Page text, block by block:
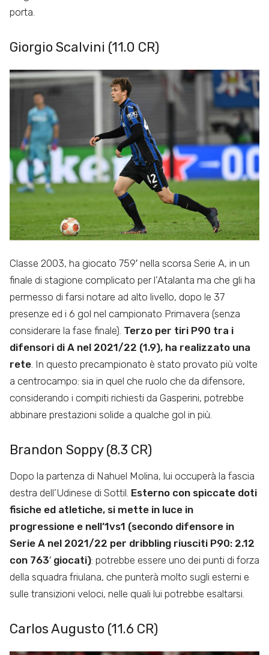
porta.
Giorgio Scalvini (11.0 CR)
Classe 2003, ha giocato 759′ nella scorsa Serie A, in un
finale di stagione complicato per l’Atalanta ma che gli ha
permesso di farsi notare ad alto livello, dopo le 37
presenze ed i 6 gol nel campionato Primavera (senza
considerare la fase finale). Terzo per tiri P90 tra i
difensori di A nel 2021/22 (1.9), ha realizzato una
rete. In questo precampionato è stato provato più volte
a centrocampo: sia in quel che ruolo che da difensore,
considerando i compiti richiesti da Gasperini, potrebbe
abbinare prestazioni solide a qualche gol in più.
Brandon Soppy (8.3 CR)
Dopo la partenza di Nahuel Molina, lui occuperà la fascia
destra dell’Udinese di Sottil. Esterno con spiccate doti
fisiche ed atletiche, si mette in luce in
progressione e nell’1vs1 (secondo difensore in
Serie A nel 2021/22 per dribbling riusciti P90: 2.12
con 763′ giocati): potrebbe essere uno dei punti di forza
della squadra friulana, che punterà molto sugli esterni e
sulle transizioni veloci, nelle quali lui potrebbe esaltarsi.
Carlos Augusto (11.6 CR)